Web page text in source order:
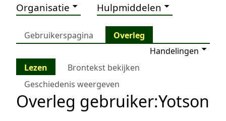
Organisatie Hulpmiddelen
Gebruikerspagina
Overleg
Handelingen
Lezen
Brontekst bekijken
Geschiedenis weergeven
Overleg gebruiker:Yotson